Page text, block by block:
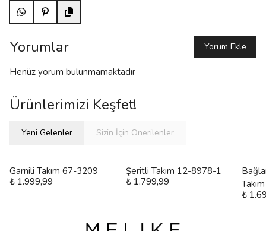
Yorumlar Yorum Ekle
Henüz yorum bulunmamaktadır
Ürünlerimizi Keşfet!
Yeni Gelenler Sizin İçin Önerilenler
Garnili Takım 67-3209
₺ 1.999,99
Şeritli Takım 12-8978-1
₺ 1.799,99
₺